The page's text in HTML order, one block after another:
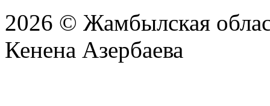
2026 © Жамбылская
Кенена Азербаева